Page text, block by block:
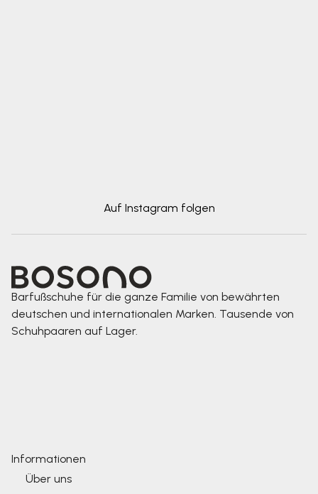
Auf Instagram folgen
Barfußschuhe für die ganze Familie von bewährten
deutschen und internationalen Marken. Tausende von
Schuhpaaren auf Lager.
Informationen
Über uns